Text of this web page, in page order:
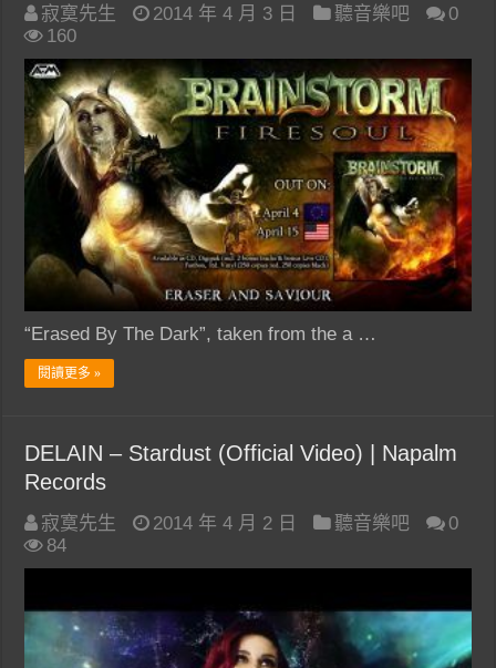
寂寞先生 2014 年 4 月 3 日 聽音樂吧
0
160
“Erased By The Dark”, taken from the a …
閱讀更多 »
DELAIN – Stardust (Official Video) | Napalm
Records
寂寞先生 2014 年 4 月 2 日 聽音樂吧
0
84